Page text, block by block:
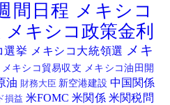
間日程 メキシコ
メキシコ政策金利
選挙 メキシコ大統領選 メキ
メキシコ貿易収支 メキシコ油田開
油 財務大臣 新空港建設 中国関係
損益 米FOMC米関係 米関税問